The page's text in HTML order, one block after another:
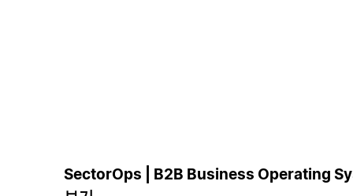
SectorOps | B2B Business Operating